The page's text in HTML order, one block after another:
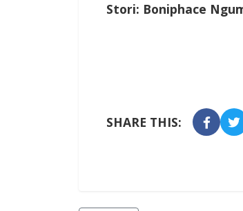
Stori: Boniphace
SHARE THIS: